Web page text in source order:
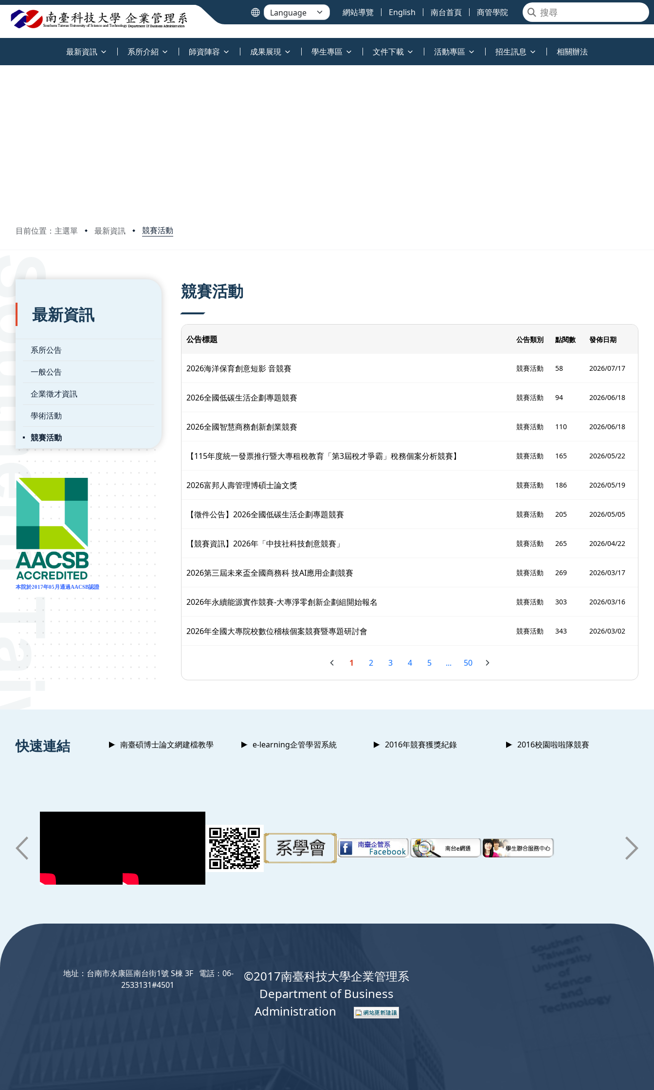
網站導覽 English 南台首頁 商管學院
最新資訊 系所介紹 師資陣容 成果展現 學生專區 文件下載 活動專區 招生訊息 相關辦法
目前位置：主選單 最新資訊 競賽活動
:::
最新資訊
系所公告
一般公告
企業徵才資訊
學術活動
競賽活動
本院於2017年05月通過AACSB認證
競賽活動
公告標題 公告類別 點閱數 發佈日期
2026海洋保育創意短影 音競賽 競賽活動 58 2026/07/17
2026全國低碳生活企劃專題競賽 競賽活動 94 2026/06/18
2026全國智慧商務創新創業競賽 競賽活動 110 2026/06/18
【115年度統一發票推行暨大專租稅教育「第3屆稅才爭霸」稅務個案分析競賽】 競賽活動 165 2026/05/22
2026富邦人壽管理博碩士論文獎 競賽活動 186 2026/05/19
【徵件公告】2026全國低碳生活企劃專題競賽 競賽活動 205 2026/05/05
【競賽資訊】2026年「中技社科技創意競賽」 競賽活動 265 2026/04/22
2026第三屆未來盃全國商務科 技AI應用企劃競賽 競賽活動 269 2026/03/17
2026年永續能源實作競賽-大專淨零創新企劃組開始報名 競賽活動 303 2026/03/16
2026年全國大專院校數位稽核個案競賽暨專題研討會 競賽活動 343 2026/03/02
1 2 3 4 5 ... 50
快速連結 南臺碩博士論文網建檔教學 e-learning企管學習系統 2016年競賽獲獎紀錄 2016校園啦啦隊競賽
©2017南臺科技大學企業管理系
Department of Business
Administration
地址：台南市永康區南台街1號 S棟 3F 電話：06-
2533131#4501